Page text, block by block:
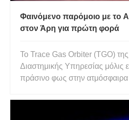
Φαινόμενο παρόμοιο με το
στον Άρη για πρώτη φορά
Το Trace Gas Orbiter (TGO)
Διαστημικής Υπηρεσίας μόλις
πράσινο φως στην
κόσμο πέρα ​​από τη Γη. Αυτό
τον τύπο του σέλας που